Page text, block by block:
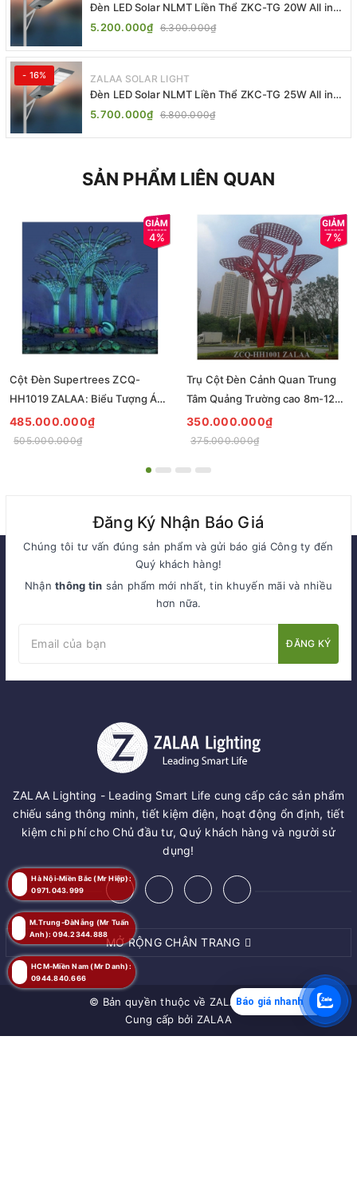
Đèn LED Solar NLMT Liền Thể ZKC-TG 20W All in
One | ZALAA Street Light
5.200.000₫ 6.300.000₫
- 16% ZALAA SOLAR LIGHT
Đèn LED Solar NLMT Liền Thể ZKC-TG 25W All in
One | ZALAA Street Light
5.700.000₫ 6.800.000₫
SẢN PHẨM LIÊN QUAN
4%
Cột Đèn Supertrees ZCQ-
HH1019 ZALAA: Biểu Tượng Ánh
Sáng Cho Đại Đô Thị
485.000.000₫
505.000.000₫
7%
Trụ Cột Đèn Cảnh Quan Trung
Tâm Quảng Trường cao 8m-12m
ZCQ-HH1001 ZALAA Fortune
Tree Series
350.000.000₫
375.000.000₫
Đăng Ký Nhận Báo Giá
Chúng tôi tư vấn đúng sản phẩm và gửi báo giá Công ty đến
Quý khách hàng!
Nhậnthông tin sản phẩm mới nhất, tin khuyến mãi và nhiều
hơn nữa.
ĐĂNG KÝ
ZALAA Lighting - Leading Smart Life cung cấp các sản phẩm
chiếu sáng thông minh, tiết kiệm điện, hoạt động ổn định, tiết
kiệm chi phí cho Chủ đầu tư, Quý khách hàng và người sử
dụng!
MỞ RỘNG CHÂN TRANG
© Bản quyền thuộc về ZALAA JSC
Cung cấp bởi ZALAA
HCM-Miền Nam (Mr Danh):
0944.840.666
Hà Nội-Miền Bắc (Mr Hiệp):
0971.043.999
M.Trung-ĐàNẵng (Mr Tuấn
Anh): 094.2344.888
Báo giá nhanh